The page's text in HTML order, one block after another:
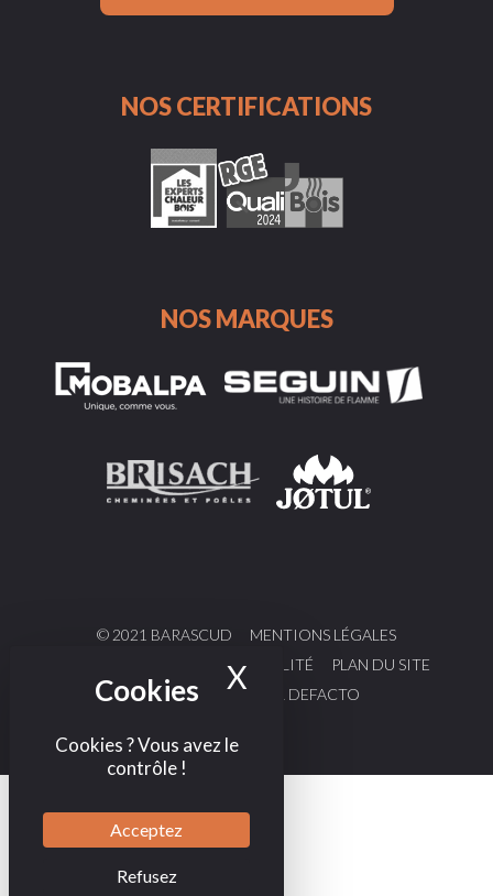
Cookies ? Vous avez le
contrôle !
Acceptez
Refusez
X Masquer le
NOS CERTIFICATIONS
NOS MARQUES
© 2021 BARASCUD
MENTIONS LÉGALES
POLITIQUE DE CONFIDENTIALITÉ
PLAN DU SITE
DESIGN & CODE PAR DEFACTO